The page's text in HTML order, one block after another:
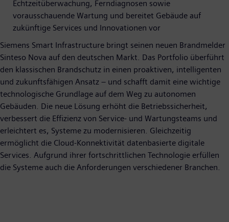
Echtzeitüberwachung, Ferndiagnosen sowie
vorausschauende Wartung und bereitet Gebäude auf
zukünftige Services und Innovationen vor
Siemens Smart Infrastructure bringt seinen neuen Brandmelder
Sinteso Nova auf den deutschen Markt. Das Portfolio überführt
den klassischen Brandschutz in einen proaktiven, intelligenten
und zukunftsfähigen Ansatz – und schafft damit eine wichtige
technologische Grundlage auf dem Weg zu autonomen
Gebäuden. Die neue Lösung erhöht die Betriebssicherheit,
verbessert die Effizienz von Service- und Wartungsteams und
erleichtert es, Systeme zu modernisieren. Gleichzeitig
ermöglicht die Cloud-Konnektivität datenbasierte digitale
Services. Aufgrund ihrer fortschrittlichen Technologie erfüllen
die Systeme auch die Anforderungen verschiedener Branchen.